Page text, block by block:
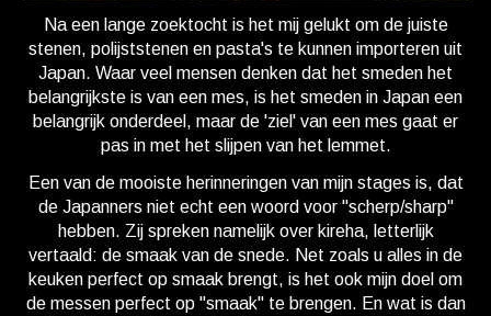
Na een lange zoektocht is het mij gelukt om de juiste
stenen, polijststenen en pasta's te kunnen importeren uit
Japan. Waar veel mensen denken dat het smeden het
belangrijkste is van een mes, is het smeden in Japan een
belangrijk onderdeel, maar de 'ziel' van een mes gaat er
pas in met het slijpen van het lemmet.
Een van de mooiste herinneringen van mijn stages is, dat
de Japanners niet echt een woord voor "scherp/sharp"
hebben. Zij spreken namelijk over kireha, letterlijk
vertaald: de smaak van de snede. Net zoals u alles in de
keuken perfect op smaak brengt, is het ook mijn doel om
de messen perfect op "smaak" te brengen. En wat is dan